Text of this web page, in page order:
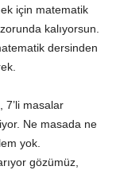
için matematik
kalıyorsun.
dersinden
7’li masalar
Ne masada ne
yok.
gözümüz,